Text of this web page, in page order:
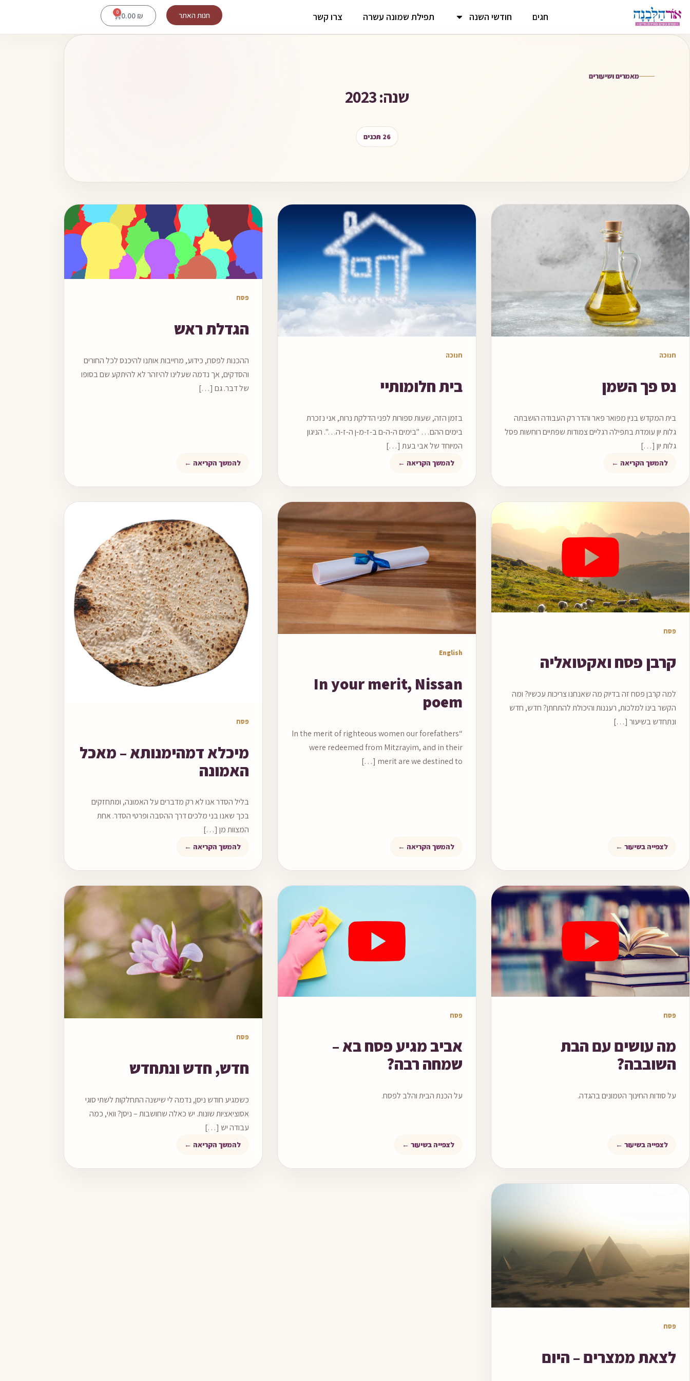
חגים חודשי השנה תפילת שמונה עשרה צרו קשר חנות האתר 0.00 ₪
0
מאמרים ושיעורים
שנה: 2023
26 תכנים
חנוכה
נס פך השמן
בית המקדש בנין מפואר פאר והדר רק העבודה הושבתה
גלות יון עומדת בתפילה רגליים צמודות שפתיים רוחשות פסל
גלות יון […]
להמשך הקריאה ←
חנוכה
בית חלומותיי
בזמן הזה, שעות ספורות לפני הדלקת נרות, אני נזכרת
בימים ההם… "בימים ה-ה-ם ב-ז-מ-ן ה-ז-ה…". הניגון
המיוחד של אבי בעת […]
להמשך הקריאה ←
פסח
הגדלת ראש
ההכנות לפסח, כידוע, מחייבות אותנו להיכנס לכל החורים
והסדקים, אך נדמה שעלינו להיזהר לא להיתקע שם בסופו
של דבר. גם […]
להמשך הקריאה ←
פסח
קרבן פסח ואקטואליה
למה קרבן פסח זה בדיוק מה שאנחנו צריכות עכשיו? ומה
הקשר בינו למלכות, רעננות והיכולת להתחתן? חדש, חדש
ונתחדש בשיעור […]
לצפייה בשיעור ←
English
In your merit, Nissan
poem
“In the merit of righteous women our forefathers
were redeemed from Mitzrayim, and in their
merit are we destined to […]
להמשך הקריאה ←
פסח
מיכלא דמהימנותא – מאכל
האמונה
בליל הסדר אנו לא רק מדברים על האמונה, ומתחזקים
בכך שאנו בני מלכים דרך ההסבה ופרטי הסדר. אחת
המצוות מן […]
להמשך הקריאה ←
פסח
מה עושים עם הבת
השובבה?
על סודות החינוך הטמונים בהגדה.
לצפייה בשיעור ←
פסח
אביב מגיע פסח בא –
שמחה רבה?
על הכנת הבית והלב לפסח.
לצפייה בשיעור ←
פסח
חדש, חדש ונתחדש
כשמגיע חודש ניסן, נדמה לי שישנה התחלקות לשתי סוגי
אסוציאציות שונות. יש כאלה שחושבות – ניסן? וואי, כמה
עבודה יש […]
להמשך הקריאה ←
פסח
לצאת ממצרים – היום